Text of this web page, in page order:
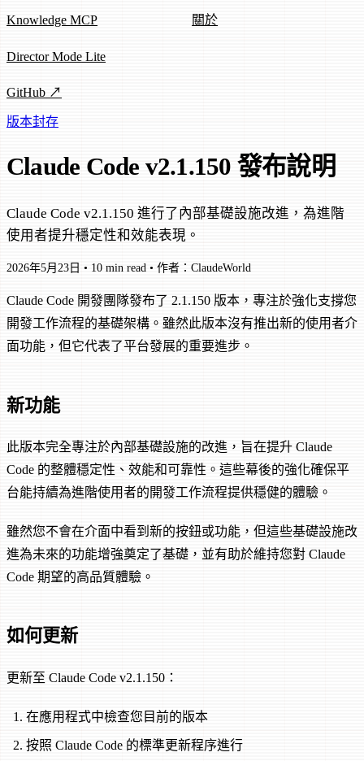
Knowledge MCP
Director Mode Lite
GitHub ↗
關於
版本封存
Claude Code v2.1.150 發布說明
Claude Code v2.1.150 進行了內部基礎設施改進，為進階
使用者提升穩定性和效能表現。
2026年5月23日 • 10 min read • 作者：ClaudeWorld
Claude Code 開發團隊發布了 2.1.150 版本，專注於強化支撐您
開發工作流程的基礎架構。雖然此版本沒有推出新的使用者介
面功能，但它代表了平台發展的重要進步。
新功能
此版本完全專注於內部基礎設施的改進，旨在提升 Claude
Code 的整體穩定性、效能和可靠性。這些幕後的強化確保平
台能持續為進階使用者的開發工作流程提供穩健的體驗。
雖然您不會在介面中看到新的按鈕或功能，但這些基礎設施改
進為未來的功能增強奠定了基礎，並有助於維持您對 Claude
Code 期望的高品質體驗。
如何更新
更新至 Claude Code v2.1.150：
在應用程式中檢查您目前的版本
按照 Claude Code 的標準更新程序進行